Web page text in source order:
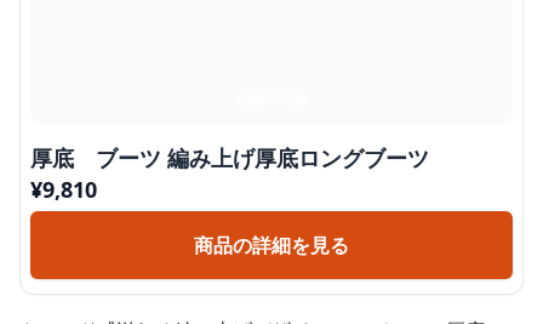
厚底 ブーツ 編み上げ厚底ロングブーツ
¥9,810
商品の詳細を見る